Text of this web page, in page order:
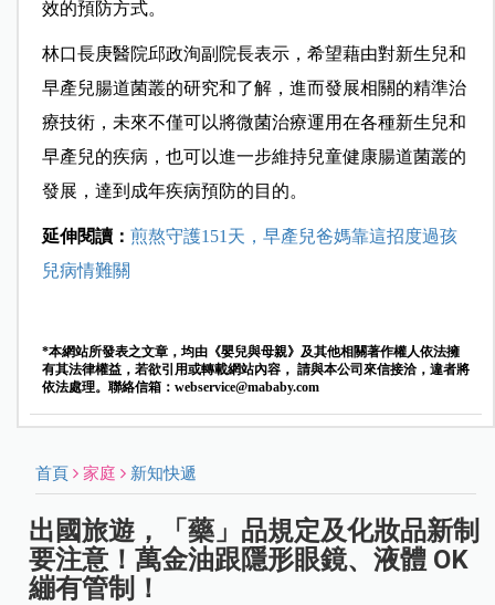
效的預防方式。
林口長庚醫院邱政洵副院長表示，希望藉由對新生兒和
早產兒腸道菌叢的研究和了解，進而發展相關的精準治
療技術，未來不僅可以將微菌治療運用在各種新生兒和
早產兒的疾病，也可以進一步維持兒童健康腸道菌叢的
發展，達到成年疾病預防的目的。
延伸閱讀： 煎熬守護151天，早產兒爸媽靠這招度過孩
兒病情難關
*本網站所發表之文章，均由《嬰兒與母親》及其他相關著作權人依法擁
有其法律權益，若欲引用或轉載網站內容， 請與本公司來信接洽，違者將
依法處理。聯絡信箱： webservice@mababy.com
首頁 家庭 新知快遞
出國旅遊，「藥」品規定及化妝品新制
要注意！萬金油跟隱形眼鏡、液體 OK
繃有管制！